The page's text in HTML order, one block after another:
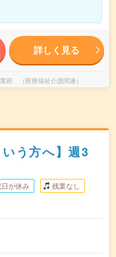
詳しく見る
部 （医療福祉介護関連）
う方へ】週3
が休み 残業なし